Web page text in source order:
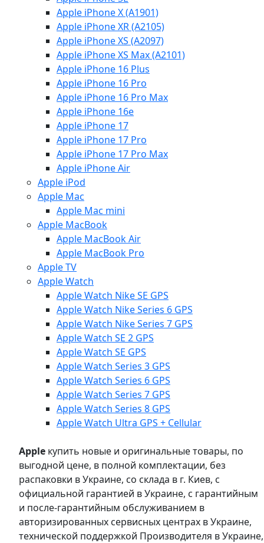
Apple iPhone X (A1901)
Apple iPhone XR (A2105)
Apple iPhone XS (A2097)
Apple iPhone XS Max (A2101)
Apple iPhone 16 Plus
Apple iPhone 16 Pro
Apple iPhone 16 Pro Max
Apple iPhone 16e
Apple iPhone 17
Apple iPhone 17 Pro
Apple iPhone 17 Pro Max
Apple iPhone Air
Apple iPod
Apple Mac
Apple Mac mini
Apple MacBook
Apple MacBook Air
Apple MacBook Pro
Apple TV
Apple Watch
Apple Watch Nike SE GPS
Apple Watch Nike Series 6 GPS
Apple Watch Nike Series 7 GPS
Apple Watch SE 2 GPS
Apple Watch SE GPS
Apple Watch Series 3 GPS
Apple Watch Series 6 GPS
Apple Watch Series 7 GPS
Apple Watch Series 8 GPS
Apple Watch Ultra GPS + Cellular
Apple купить новые и оригинальные товары, по
выгодной цене, в полной комплектации, без
распаковки в Украине, со склада в г. Киев, с
официальной гарантией в Украине, с гарантийным
и после-гарантийным обслуживанием в
авторизированных сервисных центрах в Украине,
технической поддержкой Производителя в Украине,